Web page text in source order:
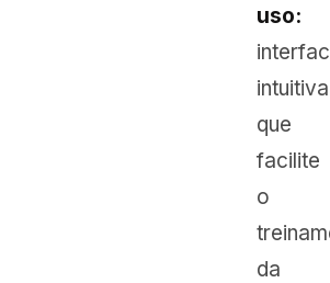
uso:
intuitiva
que
facilite
o
da